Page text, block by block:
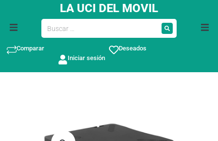
LA UCI DEL MOVIL
Comparar
Deseados
Iniciar sesión